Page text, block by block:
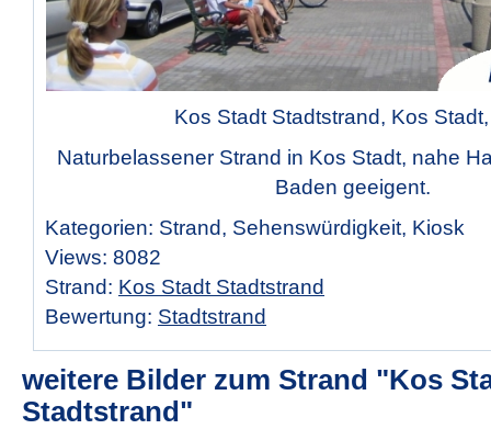
Kos Stadt Stadtstrand, Kos
Naturbelassener Strand in Kos Stadt, nahe
Baden geeigent.
Kategorien: Strand, Sehenswürdigkeit, Kiosk
Views: 8082
Strand: Kos Stadt Stadtstrand
Bewertung: Stadtstrand
weitere Bilder zum Strand "Kos
Stadtstrand"